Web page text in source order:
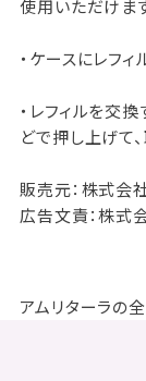
使用いただけま
・ケースにレフィ
・レフィルを交
どで押し上げて
販売元：株式会
広告文責：株式
アムリターラの